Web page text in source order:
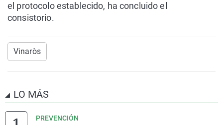
el protocolo establecido, ha concluido el
consistorio.
Vinaròs
LO MÁS
PREVENCIÓN